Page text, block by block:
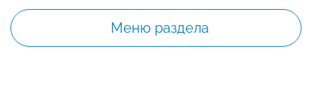
Меню раздела